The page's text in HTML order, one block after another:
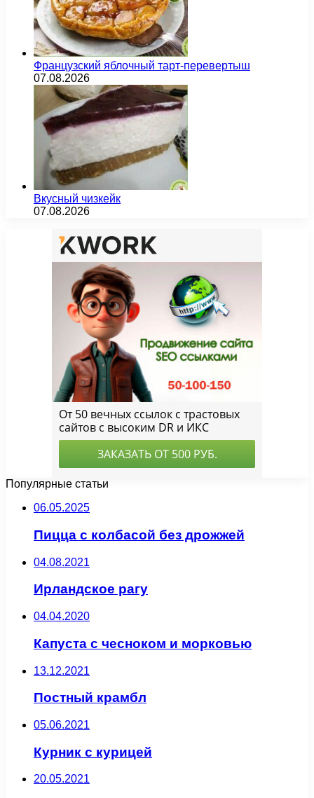
Французский яблочный тарт-перевертыш
07.08.2026
Вкусный чизкейк
07.08.2026
Популярные статьи
06.05.2025
Пицца с колбасой без дрожжей
04.08.2021
Ирландское рагу
04.04.2020
Капуста с чесноком и морковью
13.12.2021
Постный крамбл
05.06.2021
Курник с курицей
20.05.2021